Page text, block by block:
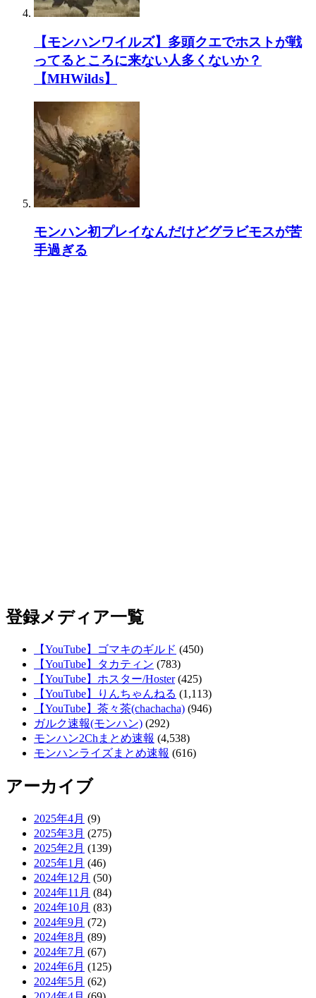
【モンハンワイルズ】多頭クエでホストが戦
ってるところに来ない人多くないか？
【MHWilds】
モンハン初プレイなんだけどグラビモスが苦
手過ぎる
登録メディア一覧
【YouTube】ゴマキのギルド (450)
【YouTube】タカティン (783)
【YouTube】ホスター/Hoster(425)
【YouTube】りんちゃんねる (1,113)
【YouTube】茶々茶(chachacha) (946)
ガルク速報(モンハン) (292)
モンハン2Chまとめ速報 (4,538)
モンハンライズまとめ速報 (616)
アーカイブ
2025年4月 (9)
2025年3月 (275)
2025年2月 (139)
2025年1月 (46)
2024年12月 (50)
2024年11月 (84)
2024年10月 (83)
2024年9月 (72)
2024年8月 (89)
2024年7月 (67)
2024年6月 (125)
2024年5月 (62)